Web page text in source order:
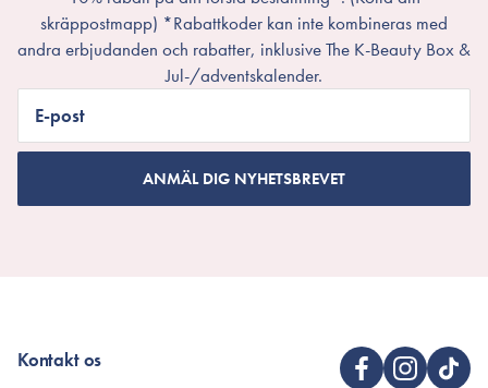
skräppostmapp) *Rabattkoder kan inte kombineras med
andra erbjudanden och rabatter, inklusive The K-Beauty Box &
Jul-/adventskalender.
E-post
ANMÄL DIG NYHETSBREVET
Kontakt os